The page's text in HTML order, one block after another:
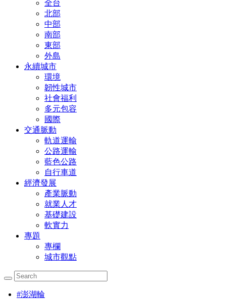
全台
北部
中部
南部
東部
外島
永續城市
環境
韌性城市
社會福利
多元包容
國際
交通脈動
軌道運輸
公路運輸
藍色公路
自行車道
經濟發展
產業脈動
就業人才
基礎建設
軟實力
專題
專欄
城市觀點
#澎湖輪